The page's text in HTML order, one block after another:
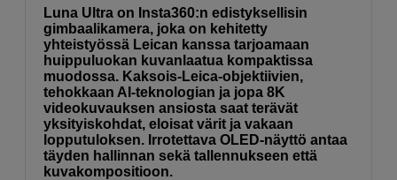
Luna Ultra on Insta360:n edistyksellisin
gimbaalikamera, joka on kehitetty
yhteistyössä Leican kanssa tarjoamaan
huippuluokan kuvanlaatua kompaktissa
muodossa. Kaksois-Leica-objektiivien,
tehokkaan AI-teknologian ja jopa 8K
videokuvauksen ansiosta saat terävät
yksityiskohdat, eloisat värit ja vakaan
lopputuloksen. Irrotettava OLED-näyttö antaa
täyden hallinnan sekä tallennukseen että
kuvakompositioon.